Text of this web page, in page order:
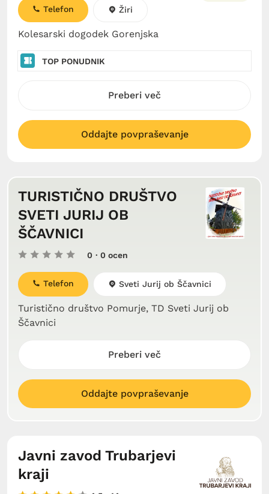
Kolesarski dogodek Gorenjska
Telefon Žiri
TOP PONUDNIK
Preberi več
Oddajte povpraševanje
TURISTIČNO DRUŠTVO
SVETI JURIJ OB
ŠČAVNICI
0 · 0 ocen
Turistično društvo Pomurje, TD Sveti Jurij ob
Ščavnici
Telefon Sveti Jurij ob Ščavnici
Preberi več
Oddajte povpraševanje
Javni zavod Trubarjevi
kraji